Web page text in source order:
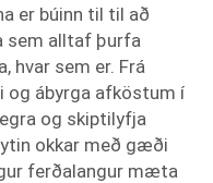
er búinn til til að
sem alltaf þurfa
hvar sem er. Frá
ábyrga afköstum í
og skiptilyfja
okkar með gæði
ferðalangur mæta